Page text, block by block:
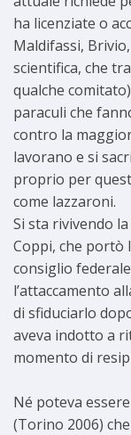
ha licenziate o
Maldifassi,
scientifica, che
qualche
paraculi che
contro la
lavorano e si
proprio per
come lazzaroni.
Si sta rivivendo
Coppi, che portò
consiglio
l’attaccamento
di sfiduciarlo
aveva indotto a
momento di
Né poteva
(Torino 2006)